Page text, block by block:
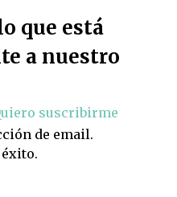
que está
a nuestro
suscribirme
de email.